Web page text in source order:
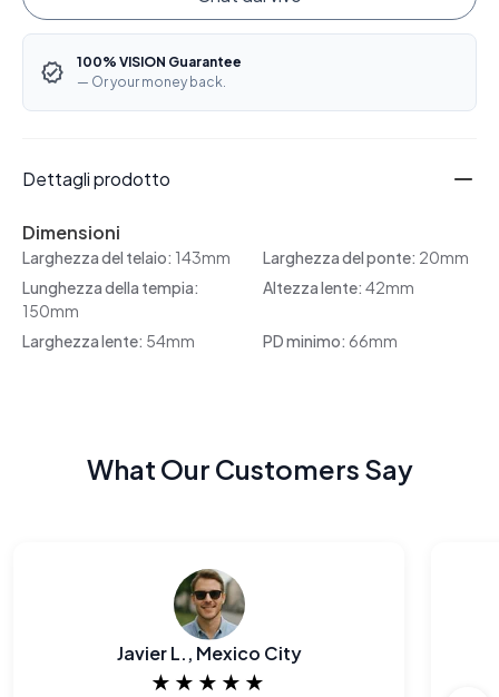
100% VISION Guarantee
— Or your money back.
Dettagli prodotto
Dimensioni
Larghezza del telaio: 143mm Larghezza del ponte: 20mm
Lunghezza della tempia:
150mm
Altezza lente: 42mm
Larghezza lente: 54mm PD minimo: 66mm
What Our Customers Say
Javier L., Mexico City
★★★★★